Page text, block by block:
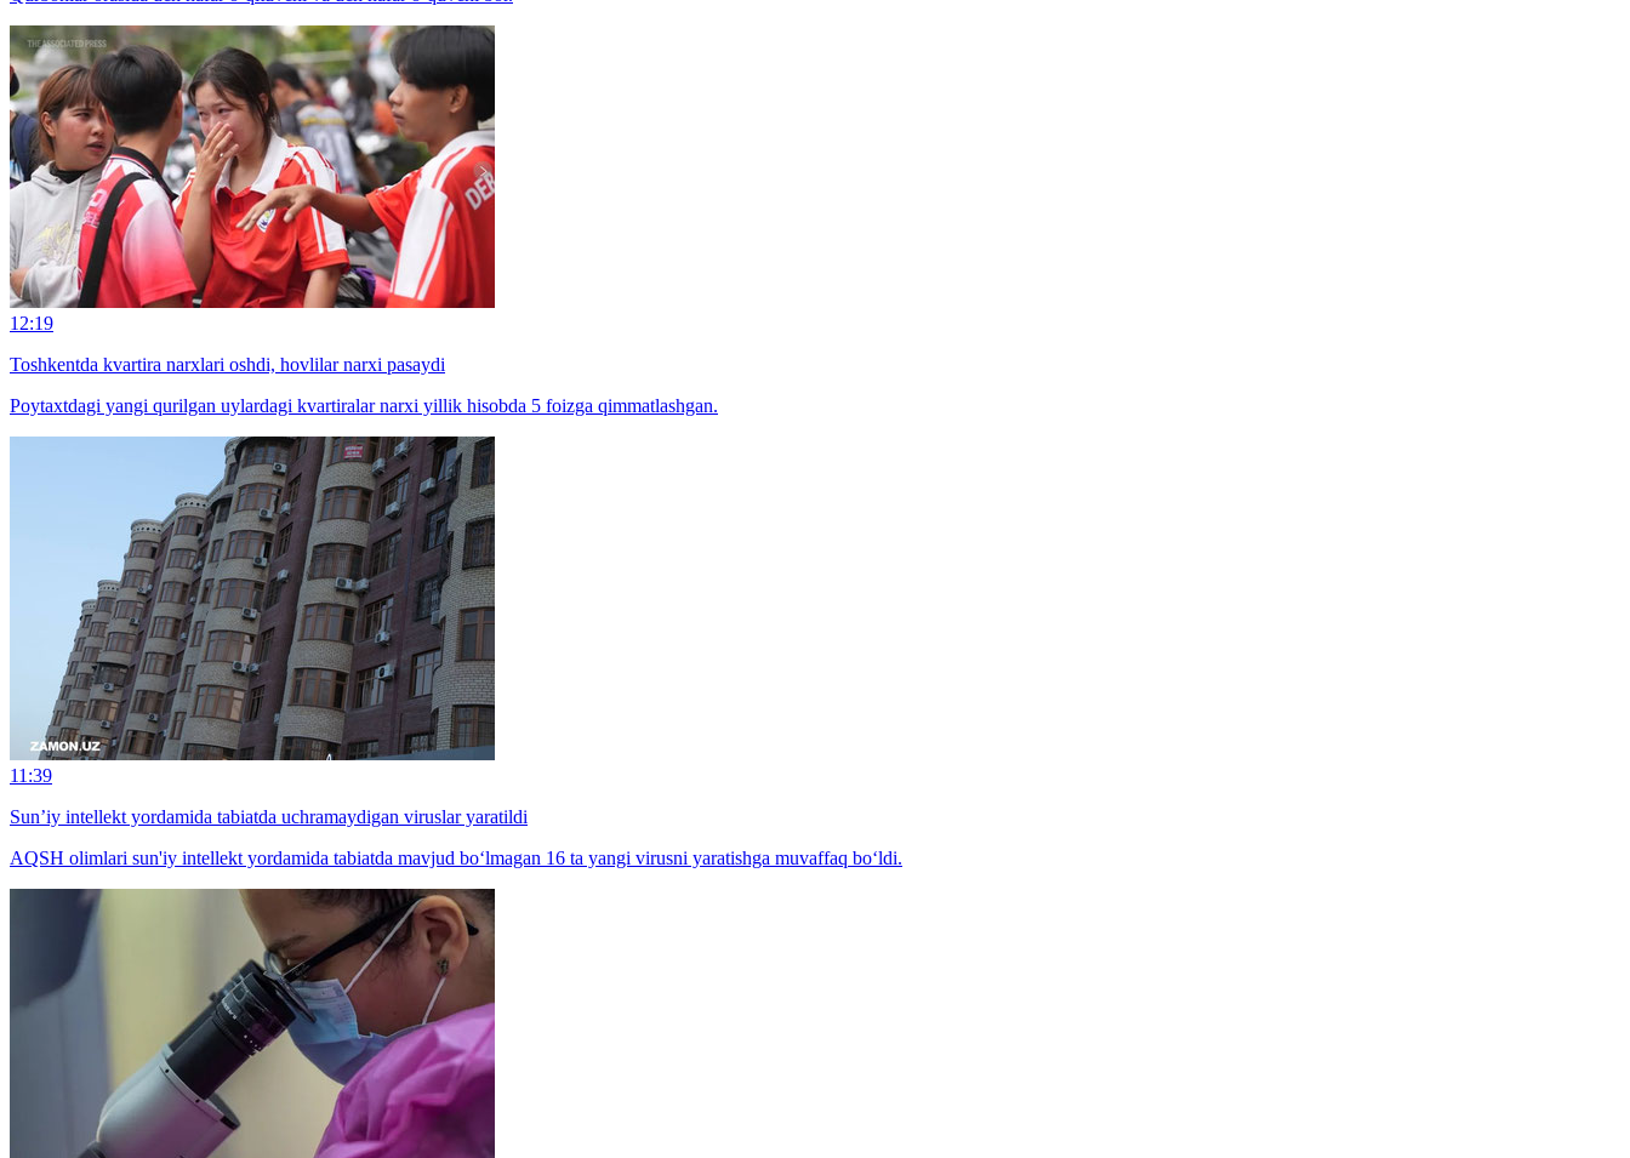
12:19
Toshkentda kvartira narxlari oshdi, hovlilar narxi pasaydi
Poytaxtdagi yangi qurilgan uylardagi kvartiralar narxi yillik hisobda 5 foizga qimmatlashgan.
11:39
Sun’iy intellekt yordamida tabiatda uchramaydigan viruslar yaratildi
AQSH olimlari sun'iy intellekt yordamida tabiatda mavjud bo‘lmagan 16 ta yangi virusni yaratishga muvaffaq bo‘ldi.